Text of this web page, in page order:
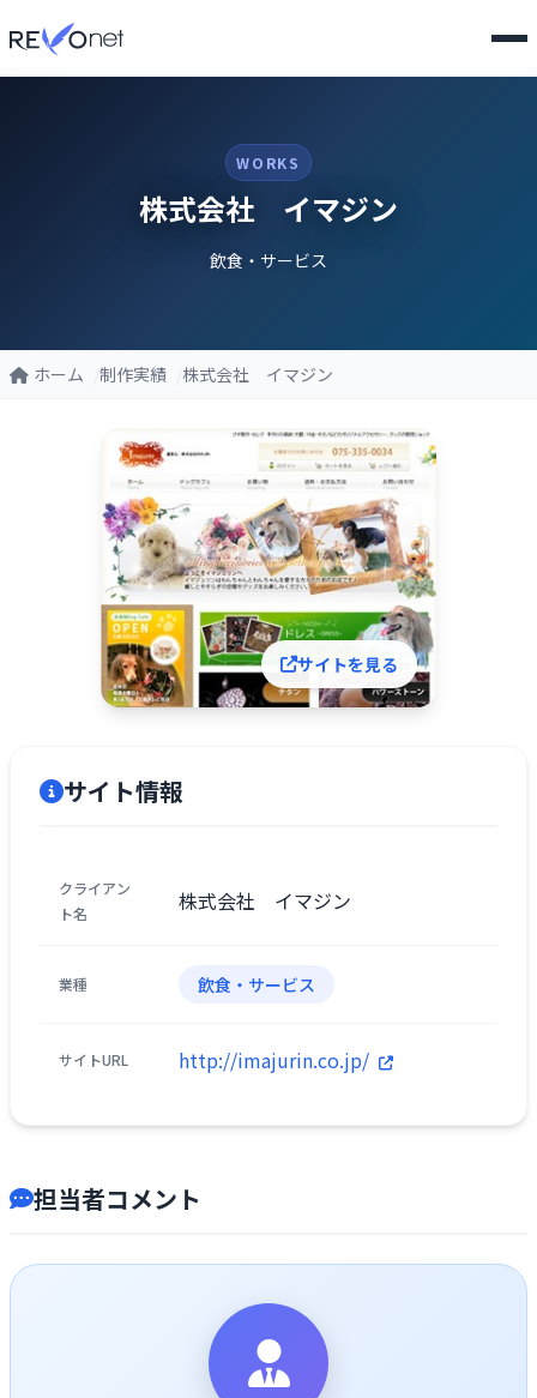
WORKS
株式会社 イマジン
飲食・サービス
ホーム 制作実績 株式会社 イマジン
サイトを見る
サイト情報
クライアン
ト名
株式会社 イマジン
業種 飲食・サービス
サイトURL http://imajurin.co.jp/
担当者コメント